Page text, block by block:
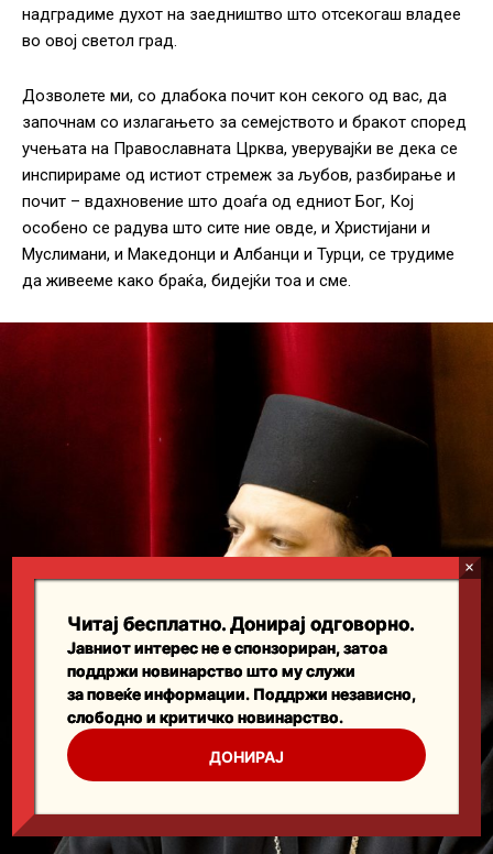
Читај бесплатно. Донирај одговорно.
Јавниот интерес не е спонзориран, затоа
поддржи новинарство што му служи
за повеќе информации. Поддржи независно,
слободно и критичко новинарство.
ДОНИРАЈ